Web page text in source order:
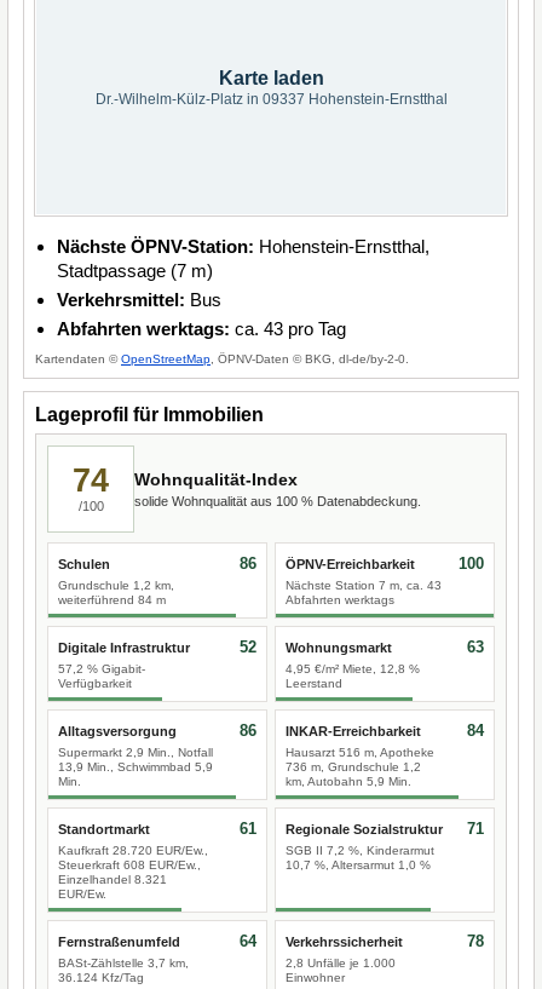
Karte laden
Dr.-Wilhelm-Külz-Platz in 09337 Hohenstein-Ernstthal
Nächste ÖPNV-Station: Hohenstein-Ernstthal,
Stadtpassage (7 m)
Verkehrsmittel: Bus
Abfahrten werktags: ca. 43 pro Tag
Kartendaten ©OpenStreetMap , ÖPNV-Daten © BKG, dl-de/by-2-0.
Lageprofil für Immobilien
74
/100
Wohnqualität-Index
solide Wohnqualität aus 100 % Datenabdeckung.
Schulen
Grundschule 1,2 km,
weiterführend 84 m
86 ÖPNV-Erreichbarkeit
Nächste Station 7 m, ca. 43
Abfahrten werktags
100
Digitale Infrastruktur
57,2 % Gigabit-
Verfügbarkeit
52 Wohnungsmarkt
4,95 €/m² Miete, 12,8 %
Leerstand
63
Alltagsversorgung
Supermarkt 2,9 Min., Notfall
13,9 Min., Schwimmbad 5,9
Min.
86 INKAR-Erreichbarkeit
Hausarzt 516 m, Apotheke
736 m, Grundschule 1,2
km, Autobahn 5,9 Min.
84
Standortmarkt
Kaufkraft 28.720 EUR/Ew.,
Steuerkraft 608 EUR/Ew.,
Einzelhandel 8.321
EUR/Ew.
61 Regionale Sozialstruktur
SGB II 7,2 %, Kinderarmut
10,7 %, Altersarmut 1,0 %
71
Fernstraßenumfeld
BASt-Zählstelle 3,7 km,
36.124 Kfz/Tag
64 Verkehrssicherheit
2,8 Unfälle je 1.000
Einwohner
78